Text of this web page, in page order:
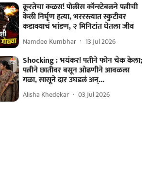
क्रूरतेचा कळस! पोलीस कॉन्स्टेबलने पत्नीची
केली निर्घृण हत्या, भररस्त्यात स्कुटीवर
कडाक्याचं भांडण, २ मिनिटांत घेतला जीव
Namdeo Kumbhar 13 Jul 2026
Shocking : भयंकर! पतीने फोन चेक केला;
पत्नीने छातीवर बसून ओढणीने आवळला
गळा, सासूने दार उघडलं अन्...
Alisha Khedekar 03 Jul 2026